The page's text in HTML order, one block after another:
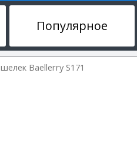
Популярное
Baellerry S171